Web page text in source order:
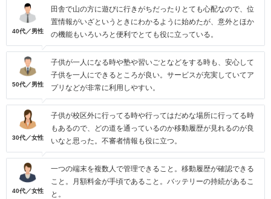
40代／男性
田舎で山の方に遊びに行きがちだったりとても心配なので、位
置情報がいざというときにわかるように始めたが、意外とほか
の機能もいろいろと便利でとても役に立っている。
50代／男性
子供が一人になる時や塾や習いごとなどをする時も、安心して
子供を一人にできるところが良い。サービスが充実していてア
プリなどが非常に利用しやすい。
30代／女性
子供が校区外に行ってる時や行ってはだめな場所に行ってる時
もあるので、どの道を通っているのか移動履歴が見れるのが良
いなと思った。不審者情報も役に立つ。
40代／女性
一つの端末を複数人で管理できること。移動履歴が確認できる
こと。月額料金が手頃であること。バッテリーの持続があるこ
と。